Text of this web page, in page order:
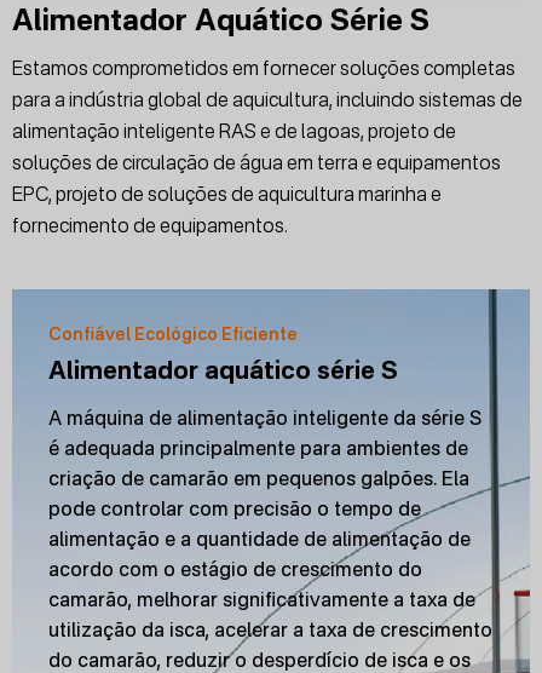
Alimentador Aquático Série S
Estamos comprometidos em fornecer soluções completas
para a indústria global de aquicultura, incluindo sistemas de
alimentação inteligente RAS e de lagoas, projeto de
soluções de circulação de água em terra e equipamentos
EPC, projeto de soluções de aquicultura marinha e
fornecimento de equipamentos.
Confiável Ecológico Eficiente
Alimentador aquático série S
A máquina de alimentação inteligente da série S
é adequada principalmente para ambientes de
criação de camarão em pequenos galpões. Ela
pode controlar com precisão o tempo de
alimentação e a quantidade de alimentação de
acordo com o estágio de crescimento do
camarão, melhorar significativamente a taxa de
utilização da isca, acelerar a taxa de crescimento
do camarão, reduzir o desperdício de isca e os